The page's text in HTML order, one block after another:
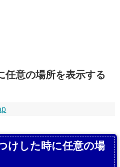
意の場所を表示する
けした時に任意の場